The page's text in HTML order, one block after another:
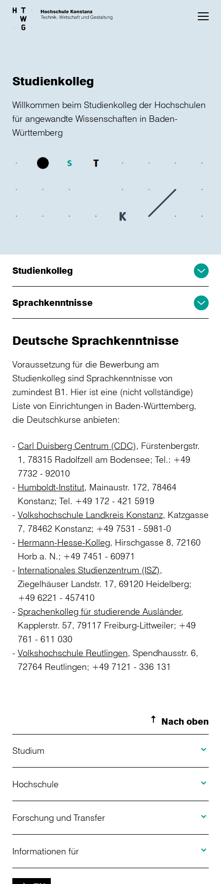
Skip to main content
Studienkolleg
Willkommen beim Studienkolleg der Hochschulen
für angewandte Wissenschaften in Baden-
Württemberg
Studienkolleg
Sprachkenntnisse
Deutsche Sprachkenntnisse
Voraussetzung für die Bewerbung am
Studienkolleg sind Sprachkenntnisse von
zumindest B1. Hier ist eine (nicht vollständige)
Liste von Einrichtungen in Baden-Württemberg,
die Deutschkurse anbieten:
Carl Duisberg Centrum (CDC), Fürstenbergstr.
1, 78315 Radolfzell am Bodensee; Tel.: +49
7732 - 92010
Humboldt-Institut, Mainaustr. 172, 78464
Konstanz; Tel. +49 172 - 421 5919
Volkshochschule Landkreis Konstanz, Katzgasse
7, 78462 Konstanz; +49 7531 - 5981-0
Hermann-Hesse-Kolleg, Hirschgasse 8, 72160
Horb a. N.; +49 7451 - 60971
Internationales Studienzentrum (ISZ),
Ziegelhäuser Landstr. 17, 69120 Heidelberg;
+49 6221 - 457410
Sprachenkolleg für studierende Ausländer,
Kapplerstr. 57, 79117 Freiburg-Littweiler; +49
761 - 611 030
Volkshochschule Reutlingen, Spendhausstr. 6,
72764 Reutlingen; +49 7121 - 336 131
Nach oben
Studium
Studienangebot
Bewerbung
Studienberatung
Weiterbildung
Hochschule
Über uns
Aktuelles
Forschung und Transfer
Projekte
Informationen für